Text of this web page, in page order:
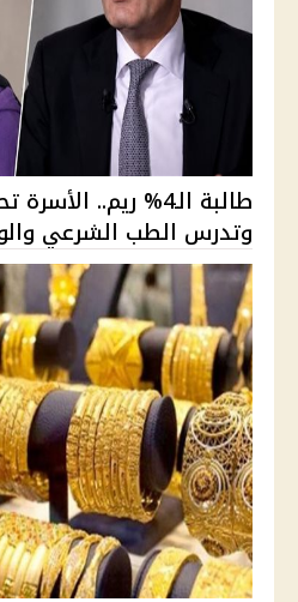
طالبة الـ4% ريم..
وتدرس الطب الشرعي